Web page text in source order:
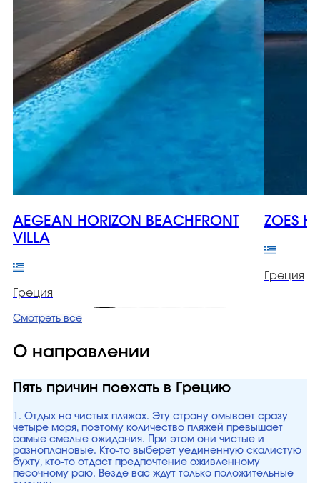
AEGEAN HORIZON BEACHFRONT
VILLA
Греция
ZOES
Греция
Смотреть все
О направлении
Пять причин поехать в Грецию
1. Отдых на чистых пляжах. Эту страну омывает сразу
четыре моря, поэтому количество пляжей превышает
самые смелые ожидания. При этом они чистые и
разноплановые. Кто-то выберет уединенную скалистую
бухту, кто-то отдаст предпочтение оживленному
песочному раю. Везде вас ждут только положительные